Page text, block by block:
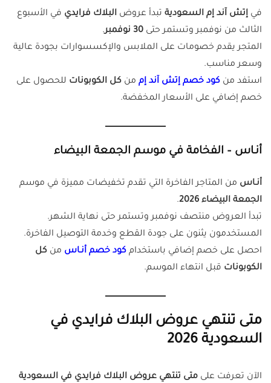
في إتش آند إم السعودية تبدأ عروض البلاك فرايدي في الأسبوع
الثالث من نوفمبر وتستمر حتى 30 نوفمبر
.
المتجر يقدم خصومات على الملابس والإكسسوارات بجودة عالية
وسعر مناسب.
استفد من كود خصم إتش آند إم من كل الكوبونات للحصول على
خصم إضافي على الأسعار المخفضة.
أنـاس – الفخامة في موسم الجمعة البيضاء
أنـاس من المتاجر الفاخرة التي تقدم تخفيضات مميزة في موسم
الجمعة البيضاء 2026
.
تبدأ العروض منتصف نوفمبر وتستمر حتى نهاية الشهر.
المستخدمون يثنون على جودة القطع وخدمة التوصيل الفاخرة.
احصل على خصم إضافي باستخدام كود خصم أنـاس من كل
الكوبونات قبل انتهاء الموسم.
متى تنتهي عروض البلاك فرايدي في
السعودية 2026
الآن تعرفت على متى تنتهي عروض البلاك فرايدي في السعودية